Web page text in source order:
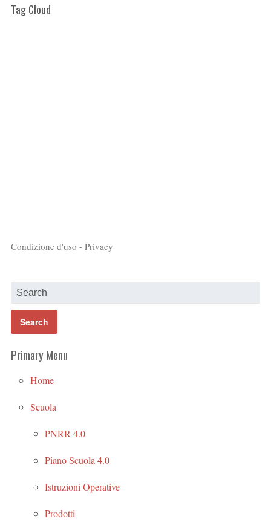
Tag Cloud
Condizione d'uso - Privacy
Primary Menu
Home
Scuola
PNRR 4.0
Piano Scuola 4.0
Istruzioni Operative
Prodotti